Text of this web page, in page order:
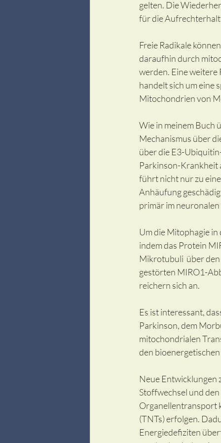
gelten. Die
für die
Freie Radikale
daraufhin durch
werden. Eine
handelt sich um eine
Mitochondrien von
Wie in meinem Buch
Mechanismus über
über die E3-
Parkinson-Krankheit
führt nicht nur zu
Anhäufung
primär im
Um die Mitophagie
indem das Protein
Mikrotubuli  über
gestörten MIRO1-
reichern sich an.
Es ist interessant,
Parkinson, dem
mitochondrialen
den
Neue
Stoffwechsel und
Organellentransport
(TNTs) erfolgen.
Energiedefiziten